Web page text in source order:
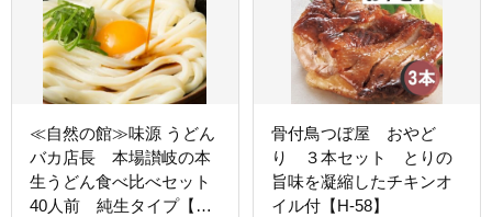
≪自然の館≫味源 うどん
バカ店長 本場讃岐の本
生うどん食べ比べセット
40人前 純生タイプ【A-
骨付鳥つぼ屋 おやど
り ３本セット とりの
旨味を凝縮したチキンオ
イル付【H-58】